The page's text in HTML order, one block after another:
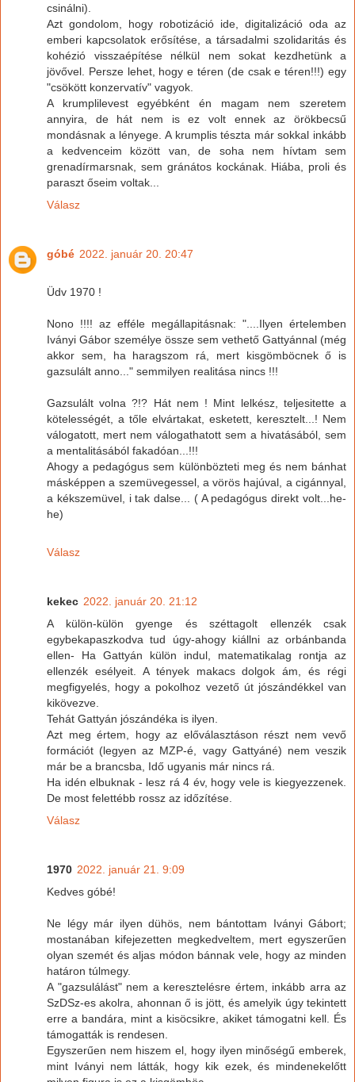
csinálni).
Azt gondolom, hogy robotizáció ide, digitalizáció oda az
emberi kapcsolatok erősítése, a társadalmi szolidaritás és
kohézió visszaépítése nélkül nem sokat kezdhetünk a
jövővel. Persze lehet, hogy e téren (de csak e téren!!!) egy
"csökött konzervatív" vagyok.
A krumplilevest egyébként én magam nem szeretem
annyira, de hát nem is ez volt ennek az örökbecsű
mondásnak a lényege. A krumplis tészta már sokkal inkább
a kedvenceim között van, de soha nem hívtam sem
grenadírmarsnak, sem gránátos kockának. Hiába, proli és
paraszt őseim voltak...
Válasz
góbé 2022. január 20. 20:47
Üdv 1970 !
Nono !!!! az efféle megállapitásnak: "....Ilyen értelemben
Iványi Gábor személye össze sem vethető Gattyánnal (még
akkor sem, ha haragszom rá, mert kisgömböcnek ő is
gazsulált anno..." semmilyen realitása nincs !!!
Gazsulált volna ?!? Hát nem ! Mint lelkész, teljesitette a
kötelességét, a tőle elvártakat, esketett, keresztelt...! Nem
válogatott, mert nem válogathatott sem a hivatásából, sem
a mentalitásából fakadóan...!!!
Ahogy a pedagógus sem különbözteti meg és nem bánhat
másképpen a szemüvegessel, a vörös hajúval, a cigánnyal,
a kékszemüvel, i tak dalse... ( A pedagógus direkt volt...he-
he)
Válasz
kekec 2022. január 20. 21:12
A külön-külön gyenge és széttagolt ellenzék csak
egybekapaszkodva tud úgy-ahogy kiállni az orbánbanda
ellen- Ha Gattyán külön indul, matematikalag rontja az
ellenzék esélyeit. A tények makacs dolgok ám, és régi
megfigyelés, hogy a pokolhoz vezető út jószándékkel van
kikövezve.
Tehát Gattyán jószándéka is ilyen.
Azt meg értem, hogy az előválasztáson részt nem vevő
formációt (legyen az MZP-é, vagy Gattyáné) nem veszik
már be a brancsba, Idő ugyanis már nincs rá.
Ha idén elbuknak - lesz rá 4 év, hogy vele is kiegyezzenek.
De most felettébb rossz az időzítése.
Válasz
1970 2022. január 21. 9:09
Kedves góbé!
Ne légy már ilyen dühös, nem bántottam Iványi Gábort;
mostanában kifejezetten megkedveltem, mert egyszerűen
olyan szemét és aljas módon bánnak vele, hogy az minden
határon túlmegy.
A "gazsulálást" nem a keresztelésre értem, inkább arra az
SzDSz-es akolra, ahonnan ő is jött, és amelyik úgy tekintett
erre a bandára, mint a kisöcsikre, akiket támogatni kell. És
támogatták is rendesen.
Egyszerűen nem hiszem el, hogy ilyen minőségű emberek,
mint Iványi nem látták, hogy kik ezek, és mindenekelőtt